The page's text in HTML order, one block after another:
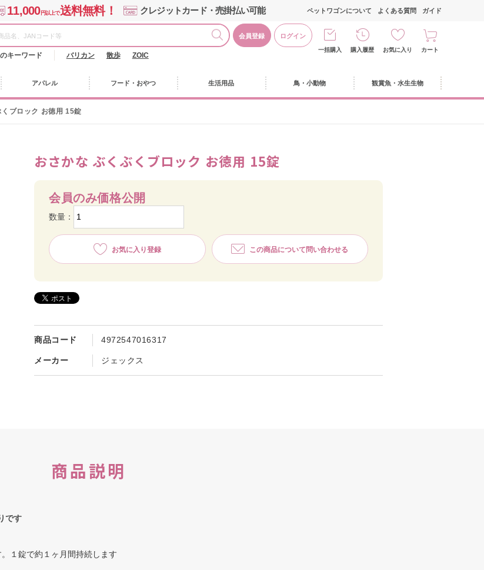
11,000円以上で送料無料！ クレジットカード・売掛払い可能
会員登録 ログイン
キーワード バリカン 散歩 ZOIC
ペットワゴンについて よくある質問 ガイド
一括購入 購入履歴 お気に入り カート
アパレル フード・おやつ 生活用品 鳥・小動物 観賞魚・水生生物
ブロック お徳用 15錠
おさかな ぶくぶくブロック お徳用 15錠
商品コード 4972547016317
メーカー ジェックス
会員のみ価格公開
数量：
お気に入り登録 この商品について問い合わせる
商品説明
です
１錠で約１ヶ月間持続します